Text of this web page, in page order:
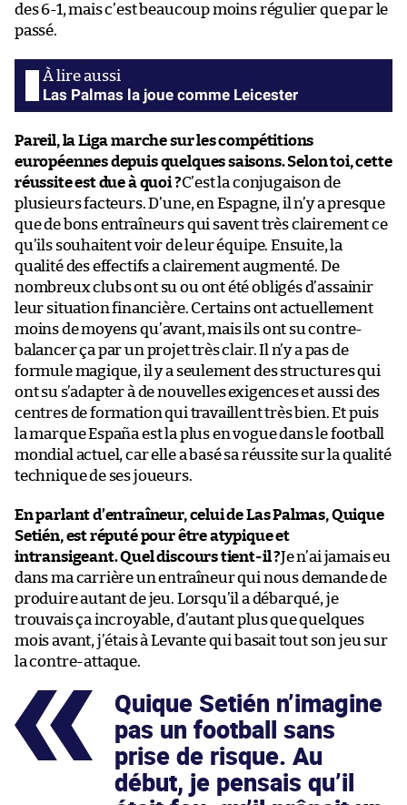
des 6-1, mais c’est beaucoup moins régulier que par le
passé.
Las Palmas la joue comme Leicester
Pareil, la Liga marche sur les compétitions
européennes depuis quelques saisons. Selon toi, cette
réussite est due à quoi ?C’est la conjugaison de
plusieurs facteurs. D’une, en Espagne, il n’y a presque
que de bons entraîneurs qui savent très clairement ce
qu’ils souhaitent voir de leur équipe. Ensuite, la
qualité des effectifs a clairement augmenté. De
nombreux clubs ont su ou ont été obligés d’assainir
leur situation financière. Certains ont actuellement
moins de moyens qu’avant, mais ils ont su contre-
balancer ça par un projet très clair. Il n’y a pas de
formule magique, il y a seulement des structures qui
ont su s’adapter à de nouvelles exigences et aussi des
centres de formation qui travaillent très bien. Et puis
la marque España est la plus en vogue dans le football
mondial actuel, car elle a basé sa réussite sur la qualité
technique de ses joueurs.
En parlant d’entraîneur, celui de Las Palmas, Quique
Setién, est réputé pour être atypique et
intransigeant. Quel discours tient-il ?Je n’ai jamais eu
dans ma carrière un entraîneur qui nous demande de
produire autant de jeu. Lorsqu’il a débarqué, je
trouvais ça incroyable, d’autant plus que quelques
mois avant, j’étais à Levante qui basait tout son jeu sur
la contre-attaque.
Quique Setién n’imagine
pas un football sans
prise de risque. Au
début, je pensais qu’il